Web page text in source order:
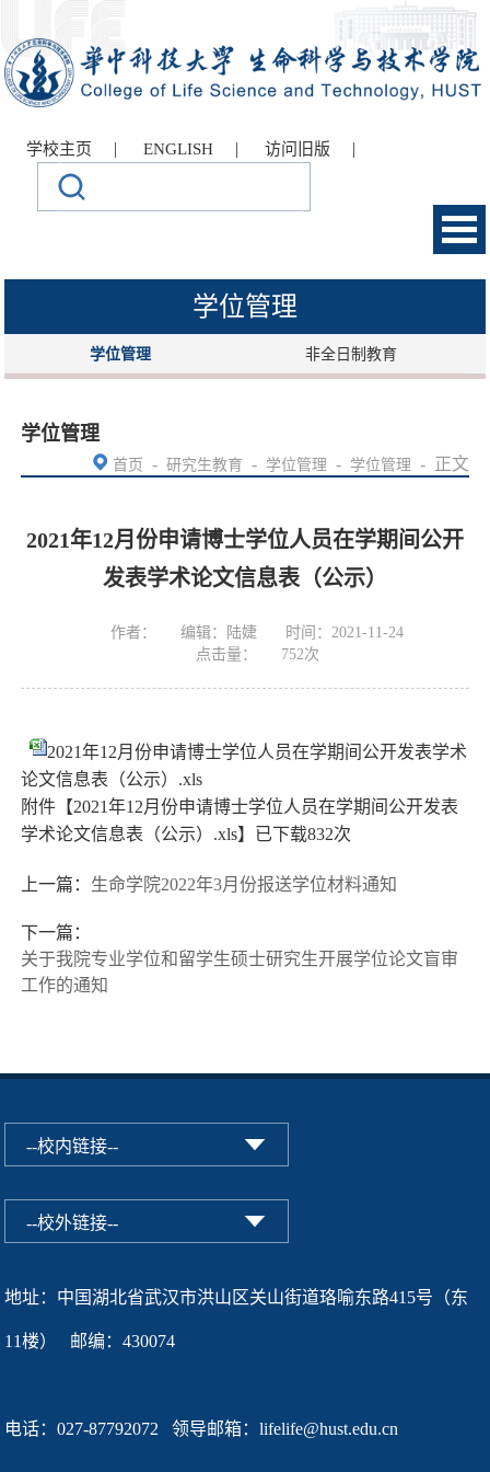
学校主页 | ENGLISH | 访问旧版 |
学位管理
学位管理 非全日制教育
学位管理
首页 - 研究生教育 - 学位管理 - 学位管理 - 正文
2021年12月份申请博士学位人员在学期间公开
发表学术论文信息表（公示）
作者： 编辑：陆婕
时间：2021-11-24
点击量：
752次
2021年12月份申请博士学位人员在学期间公开发表学术
论文信息表（公示）.xls
附件【2021年12月份申请博士学位人员在学期间公开发表
学术论文信息表（公示）.xls】已下载832次
上一篇： 生命学院2022年3月份报送学位材料通知
下一篇：
关于我院专业学位和留学生硕士研究生开展学位论文盲审
工作的通知
地址：中国湖北省武汉市洪山区关山街道珞喻东路415号（东
11楼） 邮编：430074
电话：027-87792072 领导邮箱：lifelife@hust.edu.cn